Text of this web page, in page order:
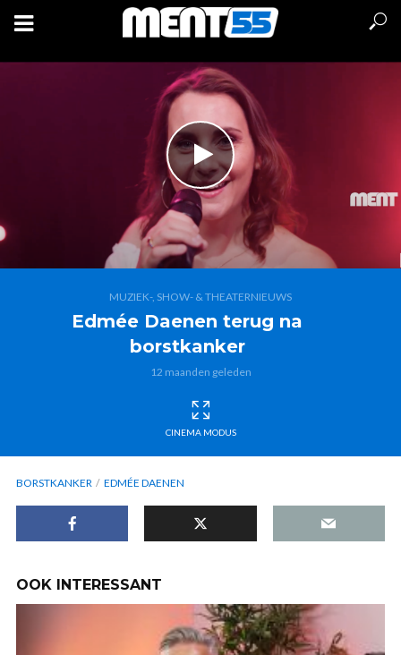
MUZIEK-, SHOW- & THEATERNIEUWS
Edmée Daenen terug na
borstkanker
12 maanden geleden
CINEMA MODUS
BORSTKANKER EDMÉE DAENEN
OOK INTERESSANT